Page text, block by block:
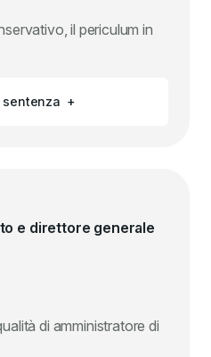
il periculum in
sentenza +
e direttore generale
di amministratore di